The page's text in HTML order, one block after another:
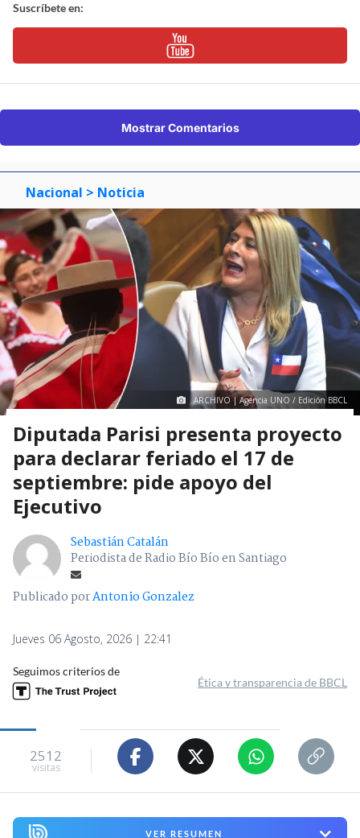
Suscríbete en:
Mostrar Comentarios
Nacional > Noticia
ARCHIVO | Agencia UNO / Edición BBCL
Diputada Parisi presenta proyecto
para declarar feriado el 17 de
septiembre: pide apoyo del
Ejecutivo
Sebastián Catalán
Periodista de Radio Bío Bío en Santiago
Publicado porAntonio Gonzalez
Jueves 06 Agosto, 2026 | 22:41
Seguimos criterios de
Ética y transparencia de BBCL
2512
visitas
VER RESUMEN